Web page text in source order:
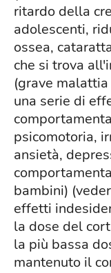
ritardo della
adolescenti,
ossea,
che si trova
(grave
una serie di
psicomotoria,
ansietà,
bambini)
effetti
la dose del
la più bassa
mantenuto il